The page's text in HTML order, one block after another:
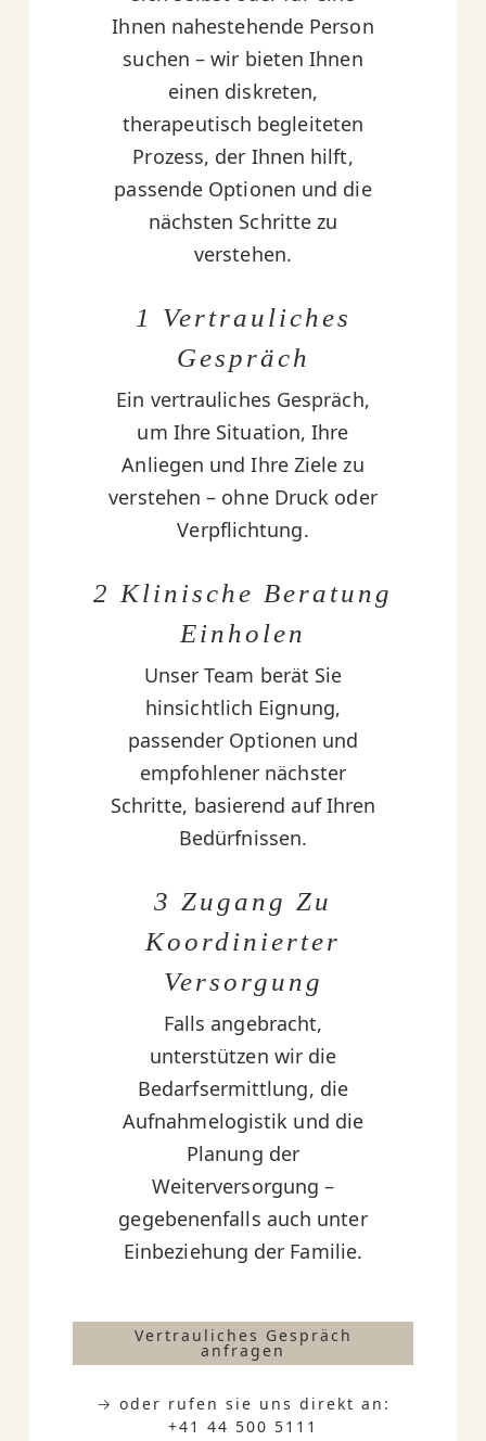
Ihnen nahestehende Person
suchen – wir bieten Ihnen
einen diskreten,
therapeutisch begleiteten
Prozess, der Ihnen hilft,
passende Optionen und die
nächsten Schritte zu
verstehen.
1 Vertrauliches
Gespräch
Ein vertrauliches Gespräch,
um Ihre Situation, Ihre
Anliegen und Ihre Ziele zu
verstehen – ohne Druck oder
Verpflichtung.
2 Klinische Beratung
Einholen
Unser Team berät Sie
hinsichtlich Eignung,
passender Optionen und
empfohlener nächster
Schritte, basierend auf Ihren
Bedürfnissen.
3 Zugang Zu
Koordinierter
Versorgung
Falls angebracht,
unterstützen wir die
Bedarfsermittlung, die
Aufnahmelogistik und die
Planung der
Weiterversorgung –
gegebenenfalls auch unter
Einbeziehung der Familie.
Vertrauliches Gespräch
anfragen
→ oder rufen sie uns direkt an:
+41 44 500 5111